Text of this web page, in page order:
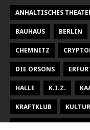
ANHALTISCHES
BAUHAUS BERLIN
CHEMNITZ
DIE ORSONS
HALLE K.I.Z.
KRAFTKLUB